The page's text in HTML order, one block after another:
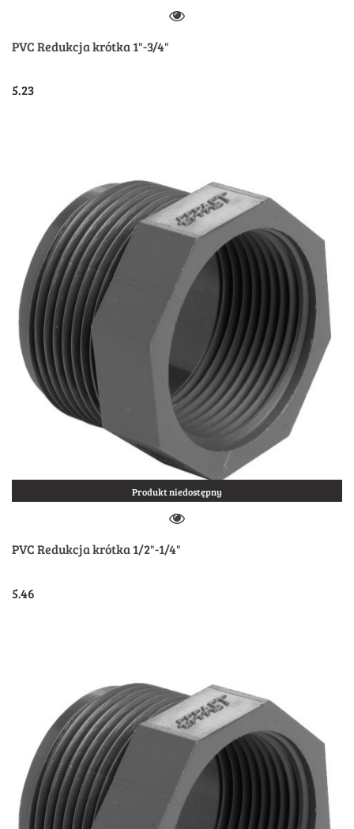
PVC Redukcja krótka 1"-3/4"
5.23
Produkt niedostępny
PVC Redukcja krótka 1/2"-1/4"
5.46